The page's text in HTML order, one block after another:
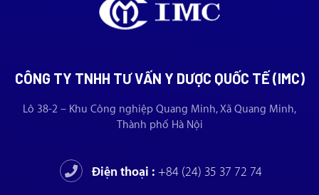
CÔNG TY TNHH TƯ VẤN Y DƯỢC QUỐC TẾ (IMC)
Lô 38-2 – Khu Công nghiệp Quang Minh, Xã Quang Minh,
Thành phố Hà Nội
Điện thoại : +84 (24) 35 37 72 74